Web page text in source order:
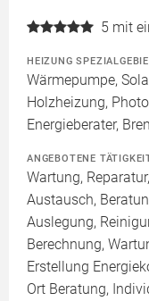
5 mit
HEIZUNG
Wärmepumpe,
Holzheizung,
Energieberater,
ANGEBOTENE
Wartung,
Austausch,
Auslegung,
Berechnung,
Erstellung
Ort Beratung,